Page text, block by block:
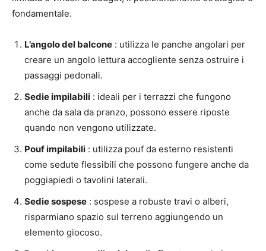
fondamentale.
L’angolo del balcone : utilizza le panche angolari per
creare un angolo lettura accogliente senza ostruire i
passaggi pedonali.
Sedie impilabili : ideali per i terrazzi che fungono
anche da sala da pranzo, possono essere riposte
quando non vengono utilizzate.
Pouf impilabili : utilizza pouf da esterno resistenti
come sedute flessibili che possono fungere anche da
poggiapiedi o tavolini laterali.
Sedie sospese : sospese a robuste travi o alberi,
risparmiano spazio sul terreno aggiungendo un
elemento giocoso.